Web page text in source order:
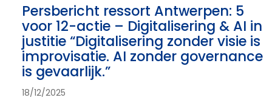
Persbericht ressort Antwerpen: 5
voor 12-actie – Digitalisering & AI in
justitie “Digitalisering zonder visie is
improvisatie. AI zonder governance
is gevaarlijk.”
18/12/2025